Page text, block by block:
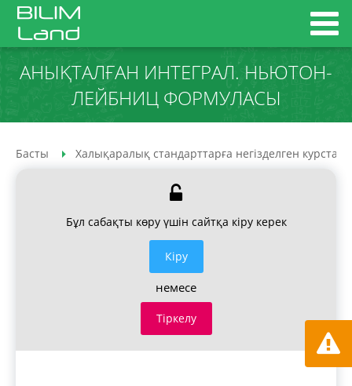
АНЫҚТАЛҒАН ИНТЕГРАЛ. НЬЮТОН-
ЛЕЙБНИЦ ФОРМУЛАСЫ
Басты Халықаралық стандарттарға негізделген курстар
Бұл сабақты көру үшін сайтқа кіру керек
Кiру
немесе
Тіркелу